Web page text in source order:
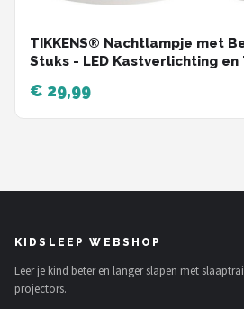
TIKKENS® Nachtlampje met
Stuks - LED Kastverlichting
met Sensor - Draadloos op
€ 29,99
KIDSLEEP WEBSHOP
Leer je kind beter en langer slapen met
projectors.